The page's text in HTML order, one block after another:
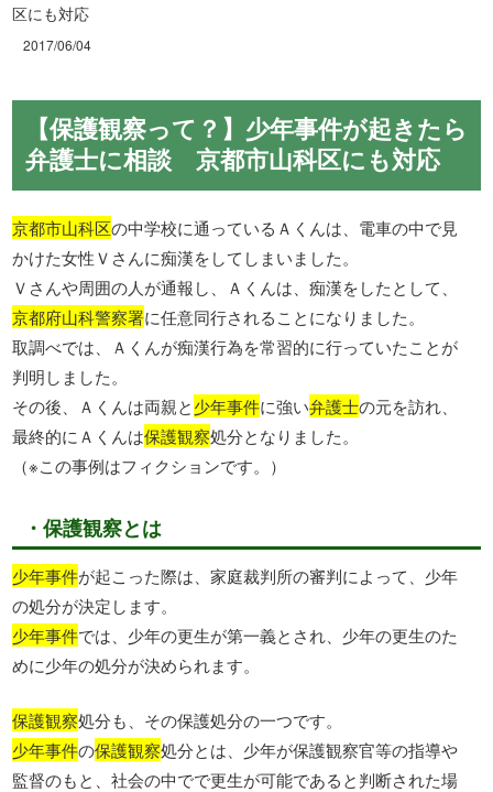
区にも対応
2017/06/04
【保護観察って？】少年事件が起きたら
弁護士に相談 京都市山科区にも対応
京都市山科区の中学校に通っているＡくんは、電車の中で見
かけた女性Ｖさんに痴漢をしてしまいました。
Ｖさんや周囲の人が通報し、Ａくんは、痴漢をしたとして、
京都府山科警察署に任意同行されることになりました。
取調べでは、Ａくんが痴漢行為を常習的に行っていたことが
判明しました。
その後、Ａくんは両親と少年事件に強い弁護士の元を訪れ、
最終的にＡくんは保護観察処分となりました。
（※この事例はフィクションです。）
・保護観察とは
少年事件が起こった際は、家庭裁判所の審判によって、少年
の処分が決定します。
少年事件では、少年の更生が第一義とされ、少年の更生のた
めに少年の処分が決められます。
保護観察処分も、その保護処分の一つです。
少年事件の保護観察処分とは、少年が保護観察官等の指導や
監督のもと、社会の中でで更生が可能であると判断された場